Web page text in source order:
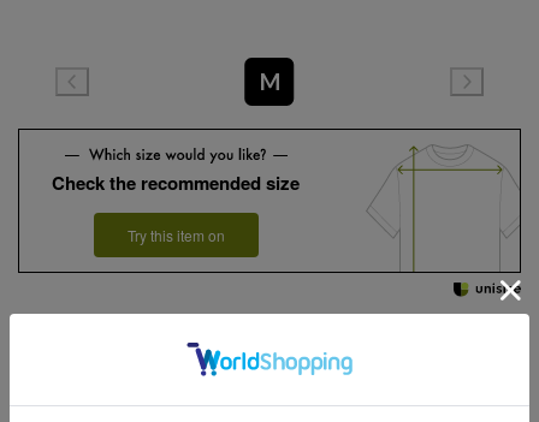
M
Check the recommended size
Try this item on